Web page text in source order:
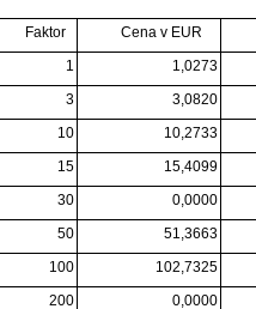
Faktor Cena v EUR
1 1,0273
3 3,0820
10 10,2733
15 15,4099
30 0,0000
50 51,3663
100 102,7325
200 0,0000